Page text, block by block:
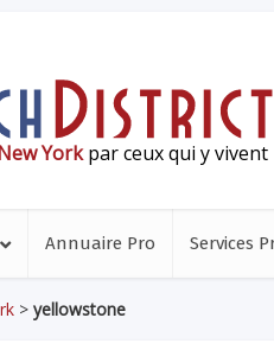
Yorkpar ceux qui y vivent
Annuaire Pro Services
> yellowstone